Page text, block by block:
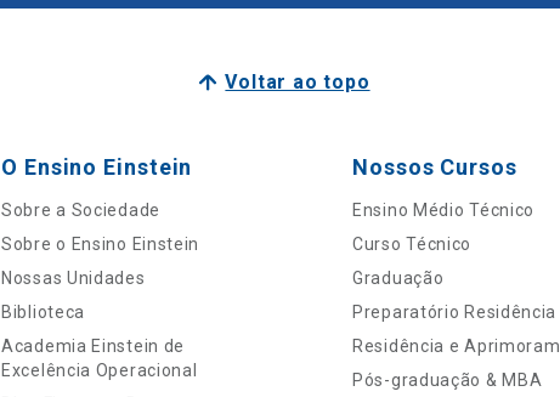
Voltar ao topo
O Ensino Einstein
Sobre a Sociedade
Sobre o Ensino Einstein
Nossas Unidades
Biblioteca
Academia Einstein de
Excelência Operacional
Nossos Cursos
Ensino Médio Técnico
Curso Técnico
Graduação
Preparatório Residência
Residência e
Pós-graduação & MBA